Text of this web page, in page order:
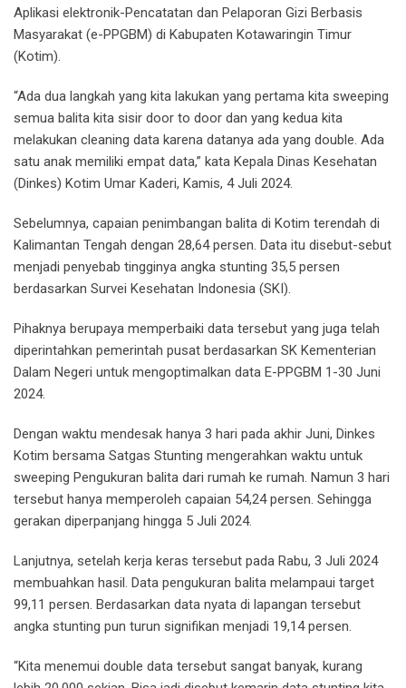
Aplikasi elektronik-Pencatatan dan Pelaporan Gizi Berbasis
Masyarakat (e-PPGBM) di Kabupaten Kotawaringin Timur
(Kotim).
“Ada dua langkah yang kita lakukan yang pertama kita sweeping
semua balita kita sisir door to door dan yang kedua kita
melakukan cleaning data karena datanya ada yang double. Ada
satu anak memiliki empat data,” kata Kepala Dinas Kesehatan
(Dinkes) Kotim Umar Kaderi, Kamis, 4 Juli 2024.
Sebelumnya, capaian penimbangan balita di Kotim terendah di
Kalimantan Tengah dengan 28,64 persen. Data itu disebut-sebut
menjadi penyebab tingginya angka stunting 35,5 persen
berdasarkan Survei Kesehatan Indonesia (SKI).
Pihaknya berupaya memperbaiki data tersebut yang juga telah
diperintahkan pemerintah pusat berdasarkan SK Kementerian
Dalam Negeri untuk mengoptimalkan data E-PPGBM 1-30 Juni
2024.
Dengan waktu mendesak hanya 3 hari pada akhir Juni, Dinkes
Kotim bersama Satgas Stunting mengerahkan waktu untuk
sweeping Pengukuran balita dari rumah ke rumah. Namun 3 hari
tersebut hanya memperoleh capaian 54,24 persen. Sehingga
gerakan diperpanjang hingga 5 Juli 2024.
Lanjutnya, setelah kerja keras tersebut pada Rabu, 3 Juli 2024
membuahkan hasil. Data pengukuran balita melampaui target
99,11 persen. Berdasarkan data nyata di lapangan tersebut
angka stunting pun turun signifikan menjadi 19,14 persen.
“Kita menemui double data tersebut sangat banyak, kurang